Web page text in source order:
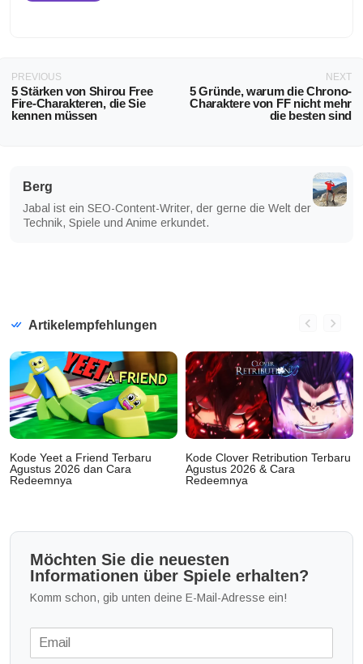
PREVIOUS
5 Stärken von Shirou Free
Fire-Charakteren, die Sie
kennen müssen
NEXT
5 Gründe, warum die Chrono-
Charaktere von FF nicht mehr
die besten sind
Berg
Jabal ist ein SEO-Content-Writer, der gerne die Welt der
Technik, Spiele und Anime erkundet.
Artikelempfehlungen
Kode Yeet a Friend Terbaru
Agustus 2026 dan Cara
Redeemnya
Kode Clover Retribution Terbaru
Agustus 2026 & Cara
Redeemnya
Möchten Sie die neuesten
Informationen über Spiele erhalten?
Komm schon, gib unten deine E-Mail-Adresse ein!